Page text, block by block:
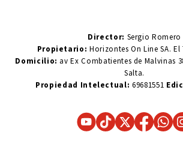
Director: Sergio Romero
Propietario:Horizontes On Line SA.
Domicilio: av Ex Combatientes de Malvinas
Salta.
Propiedad Intelectual: 69681551